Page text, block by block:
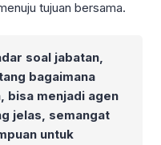
tujuan bersama.
soal jabatan,
bagaimana
bisa menjadi agen
jelas, semangat
untuk